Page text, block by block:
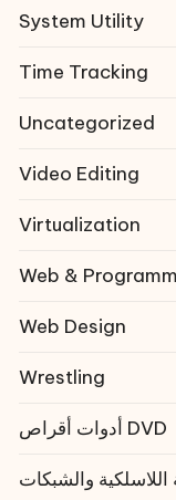
System Utility
Time Tracking
Uncategorized
Video Editing
Virtualization
Web &
Web Design
Wrestling
أدوات أقراص DVD
والشبكات